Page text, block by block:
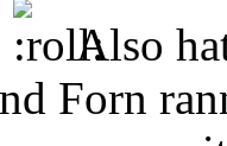
Also
Forn